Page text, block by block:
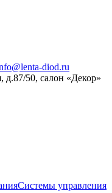
diod.ru
д.87/50, салон «Декор»
Системы управления